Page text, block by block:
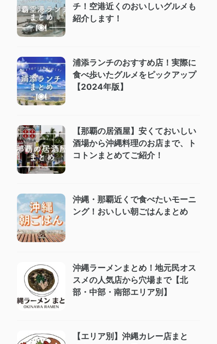
チ！空港近くのおいしいグルメも
紹介します！
浦添ランチのおすすめ店！実際に
食べ歩いたグルメをピックアップ
【2024年版】
【那覇の居酒屋】安くておいしい
酒場から沖縄料理のお店まで、ト
コトンまとめてご紹介！
沖縄・那覇近くで食べたいモーニ
ング！おいしい朝ごはんまとめ
沖縄ラーメンまとめ！地元民オス
スメの人気店から穴場まで【北
部・中部・南部エリア別】
【エリア別】沖縄カレー店まと